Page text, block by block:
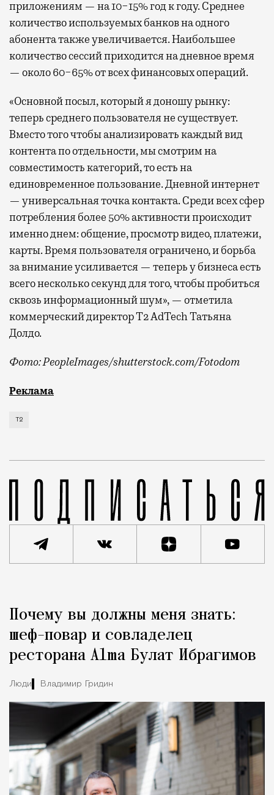
приложениям — на 10−15% год к году. Среднее
количество используемых банков на одного
абонента также увеличивается. Наибольшее
количество сессий приходится на дневное время
— около 60−65% от всех финансовых операций.
«Основной посыл, который я доношу рынку:
теперь среднего пользователя не существует.
Вместо того чтобы анализировать каждый вид
контента по отдельности, мы смотрим на
совместимость категорий, то есть на
единовременное пользование. Дневной интернет
— универсальная точка контакта. Среди всех сфер
потребления более 50% активности происходит
именно днем: общение, просмотр видео, платежи,
карты. Время пользователя ограничено, и борьба
за внимание усиливается — теперь у бизнеса есть
всего несколько секунд для того, чтобы пробиться
сквозь информационный шум», — отметила
коммерческий директор Т2 AdTech Татьяна
Долдо.
Фото: PeopleImages/shutterstock.com/Fotodom
Мобильный оператор Т2 изучил модели интернет-
Реклама
Т2
Город
Почему вы должны меня знать:
шеф-повар и совладелец
ресторана Alma Булат Ибрагимов
Люди Владимир Гридин